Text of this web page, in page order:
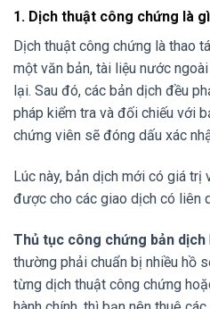
1. Dịch thuật công chứng là
Dịch thuật công chứng là thao
một văn bản, tài liệu nước
lại. Sau đó, các bản dịch đều
pháp kiểm tra và đối chiếu với
chứng viên sẽ đóng dấu xác
Lúc này, bản dịch mới có giá
được cho các giao dịch có liên
Thủ tục công chứng bản dịch
thường phải chuẩn bị nhiều hồ
từng dịch thuật công chứng